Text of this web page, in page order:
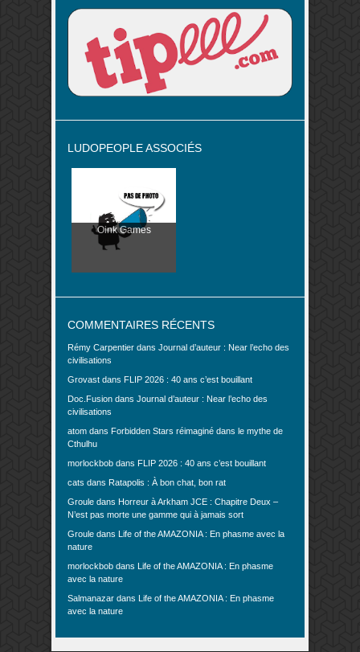
LUDOPEOPLE ASSOCIÉS
Oink Games
COMMENTAIRES RÉCENTS
Rémy Carpentier dans Journal d’auteur : Near l’echo des
civilisations
Grovast dans FLIP 2026 : 40 ans c’est bouillant
Doc.Fusion dans Journal d’auteur : Near l’echo des
civilisations
atom dans Forbidden Stars réimaginé dans le mythe de
Cthulhu
morlockbob dans FLIP 2026 : 40 ans c’est bouillant
cats dans Ratapolis : À bon chat, bon rat
Groule dans Horreur à Arkham JCE : Chapitre Deux –
N’est pas morte une gamme qui à jamais sort
Groule dans Life of the AMAZONIA : En phasme avec la
nature
morlockbob dans Life of the AMAZONIA : En phasme
avec la nature
Salmanazar dans Life of the AMAZONIA : En phasme
avec la nature